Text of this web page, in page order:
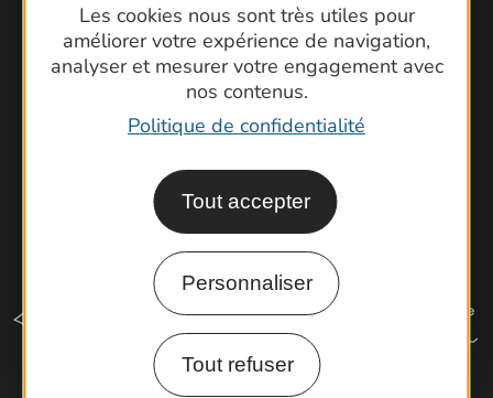
Les cookies nous sont très utiles pour
améliorer votre expérience de navigation,
analyser et mesurer votre engagement avec
nos contenus.
Politique de confidentialité
Tout accepter
Personnaliser
Tout refuser
Cartoguides et Topoguides
Latitude Gard